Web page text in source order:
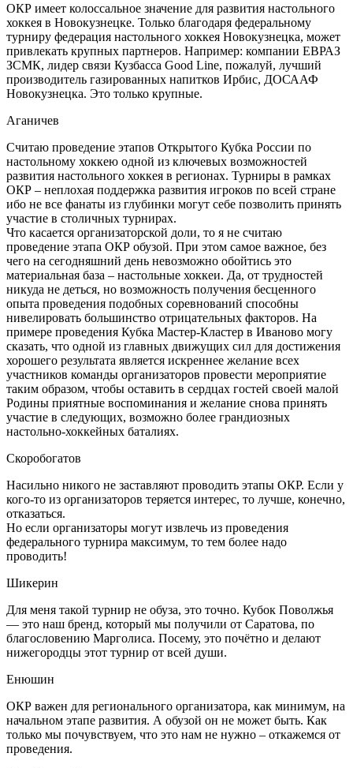
ОКР имеет колоссальное значение для развития настольного
хоккея в Новокузнецке. Только благодаря федеральному
турниру федерация настольного хоккея Новокузнецка, может
привлекать крупных партнеров. Например: компании ЕВРАЗ
ЗСМК, лидер связи Кузбасса Good Line, пожалуй, лучший
производитель газированных напитков Ирбис, ДОСААФ
Новокузнецка. Это только крупные.
Аганичев
Считаю проведение этапов Открытого Кубка России по
настольному хоккею одной из ключевых возможностей
развития настольного хоккея в регионах. Турниры в рамках
ОКР – неплохая поддержка развития игроков по всей стране
ибо не все фанаты из глубинки могут себе позволить принять
участие в столичных турнирах.
Что касается организаторской доли, то я не считаю
проведение этапа ОКР обузой. При этом самое важное, без
чего на сегодняшний день невозможно обойтись это
материальная база – настольные хоккеи. Да, от трудностей
никуда не деться, но возможность получения бесценного
опыта проведения подобных соревнований способны
нивелировать большинство отрицательных факторов. На
примере проведения Кубка Мастер-Кластер в Иваново могу
сказать, что одной из главных движущих сил для достижения
хорошего результата является искреннее желание всех
участников команды организаторов провести мероприятие
таким образом, чтобы оставить в сердцах гостей своей малой
Родины приятные воспоминания и желание снова принять
участие в следующих, возможно более грандиозных
настольно-хоккейных баталиях.
Скоробогатов
Насильно никого не заставляют проводить этапы ОКР. Если у
кого-то из организаторов теряется интерес, то лучше, конечно,
отказаться.
Но если организаторы могут извлечь из проведения
федерального турнира максимум, то тем более надо
проводить!
Шикерин
Для меня такой турнир не обуза, это точно. Кубок Поволжья
— это наш бренд, который мы получили от Саратова, по
благословению Марголиса. Посему, это почётно и делают
нижегородцы этот турнир от всей души.
Енюшин
ОКР важен для регионального организатора, как минимум, на
начальном этапе развития. А обузой он не может быть. Как
только мы почувствуем, что это нам не нужно – откажемся от
проведения.